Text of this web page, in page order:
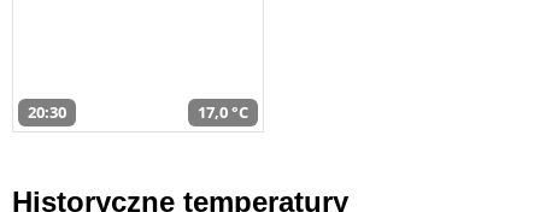
20:30 17,0 °C
Historyczne temperatury